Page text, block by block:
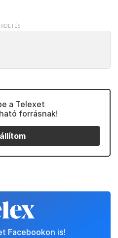
a Telexet
forrásnak!
Facebookon is!